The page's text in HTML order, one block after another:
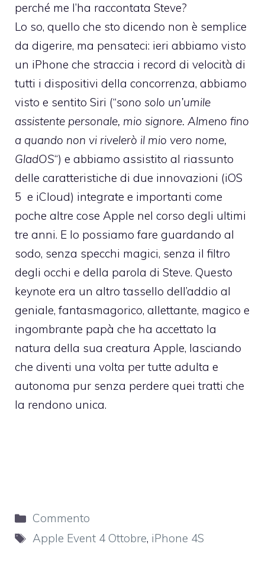
perché me l’ha raccontata Steve?
Lo so, quello che sto dicendo non è semplice
da digerire, ma pensateci: ieri abbiamo visto
un iPhone che straccia i record di velocità di
tutti i dispositivi della concorrenza, abbiamo
visto e sentito Siri (“sono solo un’umile
assistente personale, mio signore. Almeno fino
a quando non vi rivelerò il mio vero nome,
GladOS“) e abbiamo assistito al riassunto
delle caratteristiche di due innovazioni (iOS
5 e iCloud) integrate e importanti come
poche altre cose Apple nel corso degli ultimi
tre anni. E lo possiamo fare guardando al
sodo, senza specchi magici, senza il filtro
degli occhi e della parola di Steve. Questo
keynote era un altro tassello dell’addio al
geniale, fantasmagorico, allettante, magico e
ingombrante papà che ha accettato la
natura della sua creatura Apple, lasciando
che diventi una volta per tutte adulta e
autonoma pur senza perdere quei tratti che
la rendono unica.
Categorie
Commento
Tag
Apple Event 4 Ottobre, iPhone 4S